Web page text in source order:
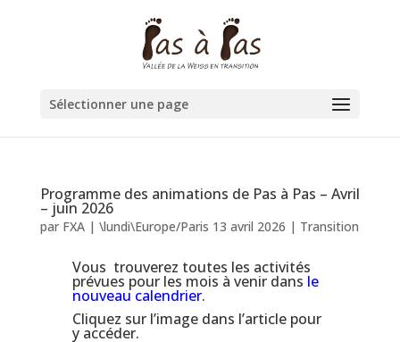
Sélectionner une page
Programme des animations de Pas à Pas – Avril
– juin 2026
par FXA| \lundi\Europe/Paris 13 avril 2026 | Transition
Vous trouverez toutes les activités
prévues pour les mois à venir dans le
nouveau calendrier.
Cliquez sur l’image dans l’article pour
y accéder.